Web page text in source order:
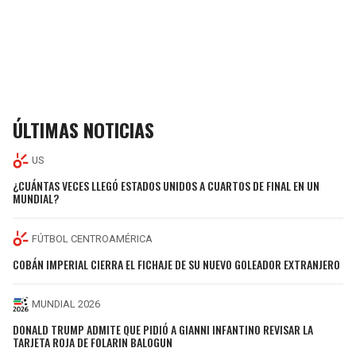
ÚLTIMAS NOTICIAS
US
¿CUÁNTAS VECES LLEGÓ ESTADOS UNIDOS A CUARTOS DE FINAL EN UN
MUNDIAL?
FÚTBOL CENTROAMÉRICA
COBÁN IMPERIAL CIERRA EL FICHAJE DE SU NUEVO GOLEADOR EXTRANJERO
MUNDIAL 2026
DONALD TRUMP ADMITE QUE PIDIÓ A GIANNI INFANTINO REVISAR LA
TARJETA ROJA DE FOLARIN BALOGUN